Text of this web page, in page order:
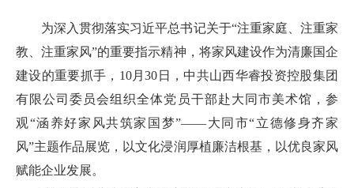
为深入贯彻落实习近平总书记关于“注重家庭、注重家
教、注重家风”的重要指示精神，将家风建设作为清廉国企
建设的重要抓手，10月30日，中共山西华睿投资控股集团
有限公司委员会组织全体党员干部赴大同市美术馆，参
观“涵养好家风共筑家国梦”——大同市“立德修身齐家
风”主题作品展览，以文化浸润厚植廉洁根基，以优良家风
赋能企业发展。